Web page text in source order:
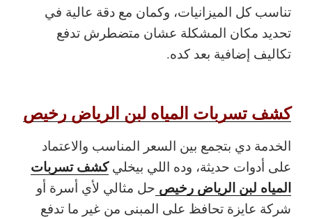
تناسب كل الميزانيات، وكمان مع دقة عالية في
تحديد مكان المشكلة عشان متضطرش تدفع
تكاليف إضافية بعد كده.
كشف تسربات المياه لبن الرياض رخيص
الخدمة دي بتجمع بين السعر المناسب والاعتماد
على أدوات حديثة، وده اللي بيخليكشف تسربات
المياه لبن الرياض رخيص حل مثالي لأي أسرة أو
شركة عايزة تحافظ على المبنى من غير ما تدفع